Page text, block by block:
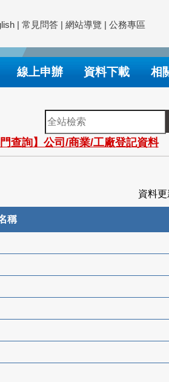
| 常見問答 | 網站導覽 | 公務專區
線上申辦 資料下載 相
全
站
檢
索
門查詢】公司/商業/工廠登記資料
資料
稱